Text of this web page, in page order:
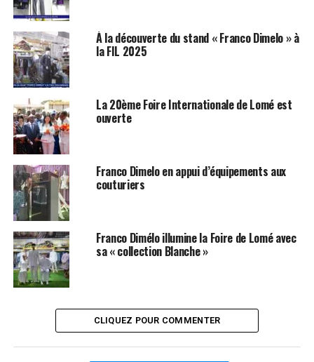
À la découverte du stand « Franco Dimelo » à
la FIL 2025
La 20ème Foire Internationale de Lomé est
ouverte
Franco Dimelo en appui d’équipements aux
couturiers
Franco Dimélo illumine la Foire de Lomé avec
sa « collection Blanche »
CLIQUEZ POUR COMMENTER